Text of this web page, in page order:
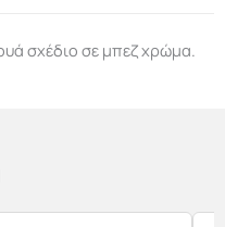
σχέδιο σε μπεζ χρώμα.